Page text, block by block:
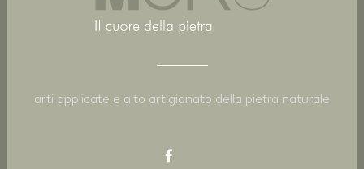
arti applicate e alto artigianato della pietra naturale